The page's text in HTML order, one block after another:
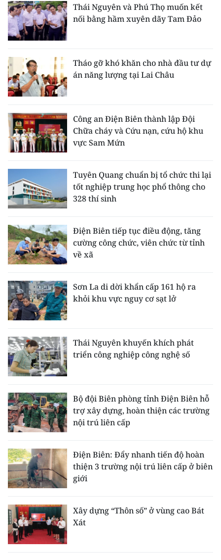
Thái Nguyên và Phú Thọ muốn kết
nối bằng hầm xuyên dãy Tam Đảo
Tháo gỡ khó khăn cho nhà đầu tư dự
án năng lượng tại Lai Châu
Công an Điện Biên thành lập Đội
Chữa cháy và Cứu nạn, cứu hộ khu
vực Sam Mứn
Tuyên Quang chuẩn bị tổ chức thi lại
tốt nghiệp trung học phổ thông cho
328 thí sinh
Điện Biên tiếp tục điều động, tăng
cường công chức, viên chức từ tỉnh
về xã
Sơn La di dời khẩn cấp 161 hộ ra
khỏi khu vực nguy cơ sạt lở
Thái Nguyên khuyến khích phát
triển công nghiệp công nghệ số
Bộ đội Biên phòng tỉnh Điện Biên hỗ
trợ xây dựng, hoàn thiện các trường
nội trú liên cấp
Điện Biên: Đẩy nhanh tiến độ hoàn
thiện 3 trường nội trú liên cấp ở biên
giới
Xây dựng “Thôn số” ở vùng cao Bát
Xát